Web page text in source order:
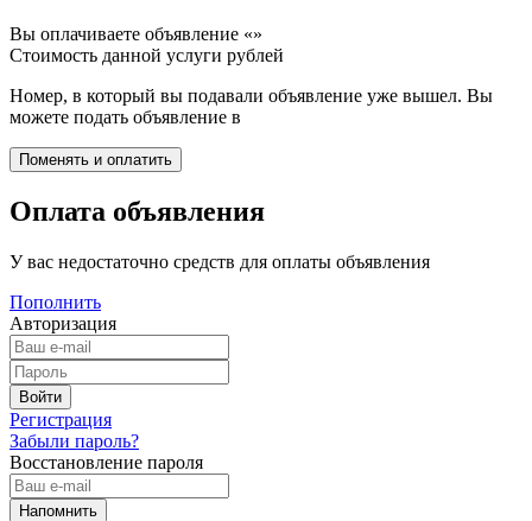
Вы оплачиваете объявление «»
Стоимость данной услуги рублей
Номер, в который вы подавали объявление уже вышел. Вы
можете подать объявление в
Оплата объявления
У вас недостаточно средств для оплаты объявления
Пополнить
Авторизация
Регистрация
Забыли пароль?
Восстановление пароля